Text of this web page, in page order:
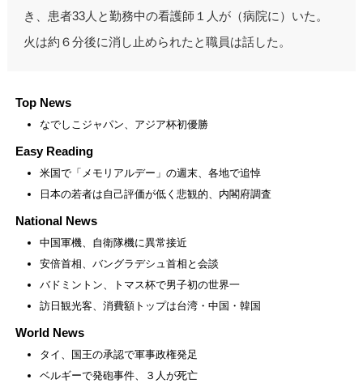
き、患者33人と勤務中の看護師１人が（病院に）いた。
火は約６分後に消し止められたと職員は話した。
Top News
なでしこジャパン、アジア杯初優勝
Easy Reading
米国で「メモリアルデー」の週末、各地で追悼
日本の若者は自己評価が低く悲観的、内閣府調査
National News
中国軍機、自衛隊機に異常接近
安倍首相、バングラデシュ首相と会談
バドミントン、トマス杯で男子初の世界一
訪日観光客、消費額トップは台湾・中国・韓国
World News
タイ、国王の承認で軍事政権発足
ベルギーで発砲事件、３人が死亡